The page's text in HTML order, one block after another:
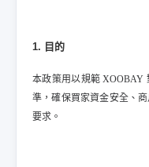
1. 目的
本政策用以規範 XOOBAY
準，確保買家資金安全、
要求。